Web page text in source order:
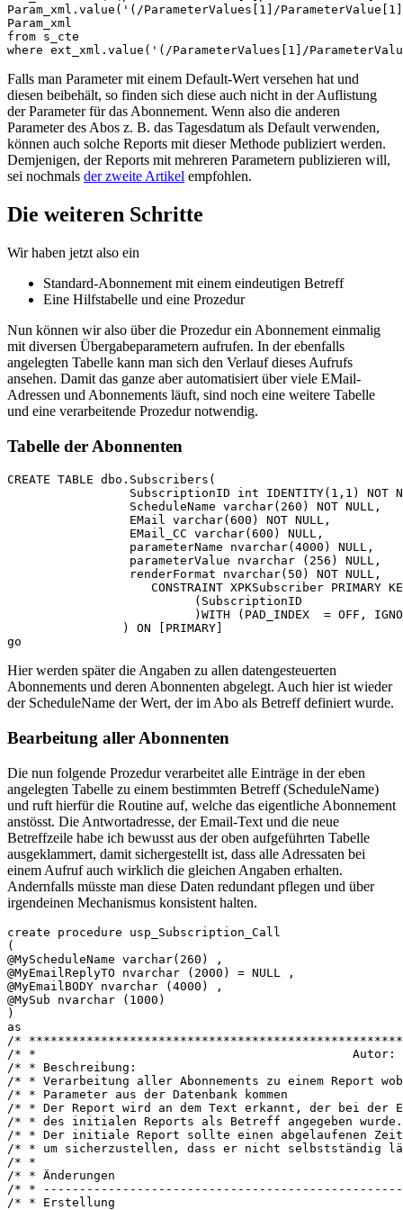
Param_xml.value('(/ParameterValues[1]/
Param_xml
from s_cte
where ext_xml.value('(/ParameterValues[1]/
Falls man Parameter mit einem Default-Wert versehen hat und
diesen beibehält, so finden sich diese auch nicht in der Auflistung
der Parameter für das Abonnement. Wenn also die anderen
Parameter des Abos z. B. das Tagesdatum als Default verwenden,
können auch solche Reports mit dieser Methode publiziert werden.
Demjenigen, der Reports mit mehreren Parametern publizieren will,
sei nochmals der zweite Artikel empfohlen.
Die weiteren Schritte
Wir haben jetzt also ein
Standard-Abonnement mit einem eindeutigen Betreff
Eine Hilfstabelle und eine Prozedur
Nun können wir also über die Prozedur ein Abonnement einmalig
mit diversen Übergabeparametern aufrufen. In der ebenfalls
angelegten Tabelle kann man sich den Verlauf dieses Aufrufs
ansehen. Damit das ganze aber automatisiert über viele EMail-
Adressen und Abonnements läuft, sind noch eine weitere Tabelle
und eine verarbeitende Prozedur notwendig.
Tabelle der Abonnenten
CREATE TABLE dbo.Subscribers(
SubscriptionID int IDENTITY(1,1) NOT
                 ScheduleName varchar(260) NOT NULL,
                 EMail varchar(600) NOT NULL,
                 EMail_CC varchar(600) NULL,
                 parameterName nvarchar(4000) NULL,
                 parameterValue nvarchar (256) NULL,
                 renderFormat nvarchar(50) NOT NULL,
CONSTRAINT XPKSubscriber PRIMARY
                          (SubscriptionID
)WITH (PAD_INDEX  = OFF,
                ) ON [PRIMARY]
Hier werden später die Angaben zu allen datengesteuerten
Abonnements und deren Abonnenten abgelegt. Auch hier ist wieder
der ScheduleName der Wert, der im Abo als Betreff definiert wurde.
Bearbeitung aller Abonnenten
Die nun folgende Prozedur verarbeitet alle Einträge in der eben
angelegten Tabelle zu einem bestimmten Betreff (ScheduleName)
und ruft hierfür die Routine auf, welche das eigentliche Abonnement
anstösst. Die Antwortadresse, der Email-Text und die neue
Betreffzeile habe ich bewusst aus der oben aufgeführten Tabelle
ausgeklammert, damit sichergestellt ist, dass alle Adressaten bei
einem Aufruf auch wirklich die gleichen Angaben erhalten.
Andernfalls müsste man diese Daten redundant pflegen und über
irgendeinen Mechanismus konsistent halten.
create procedure usp_Subscription_Call
(
@MyScheduleName varchar(260) ,
@MyEmailReplyTO nvarchar (2000) = NULL ,
@MyEmailBODY nvarchar (4000) ,
@MySub nvarchar (1000)
)
as
/*
/* *                                            Autor:
/* * Beschreibung:
/* * Verarbeitung aller Abonnements zu einem Report
/* * Parameter aus der Datenbank kommen
/* * Der Report wird an dem Text erkannt, der bei
/* * des initialen Reports als Betreff angegeben
/* * Der initiale Report sollte einen abgelaufenen
/* * um sicherzustellen, dass er nicht
/* *
/* * Änderungen
/* *
/* * Erstellung